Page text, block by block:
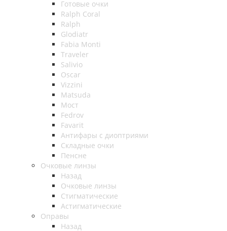
Готовые очки
Ralph Coral
Ralph
Glodiatr
Fabia Monti
Traveler
Salivio
Oscar
Vizzini
Matsuda
Мост
Fedrov
Favarit
Антифары с диоптриями
Складные очки
Пенсне
Очковые линзы
Назад
Очковые линзы
Стигматические
Астигматические
Оправы
Назад